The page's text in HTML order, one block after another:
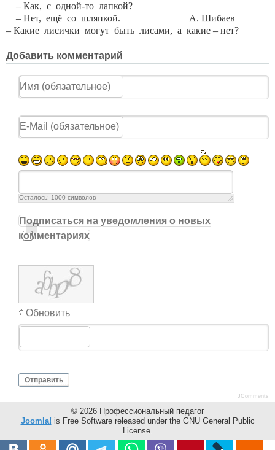
– Как, с одной-то лапкой?
– Нет, ещё со шляпкой. А. Шибаев
– Какие лисички могут быть лисами, а какие – нет?
Добавить комментарий
Осталось: 1000 символов
Подписаться на уведомления о новых
комментариях
Обновить
Отправить
JComments
© 2026 Профессиональный педагог
Joomla! is Free Software released under the GNU General Public
License.